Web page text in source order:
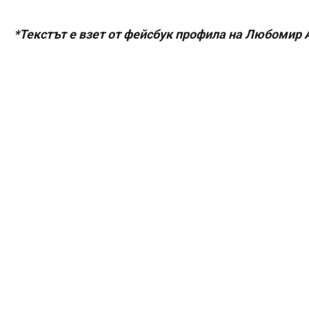
*Текстът е взет от фейсбук профила на Любомир